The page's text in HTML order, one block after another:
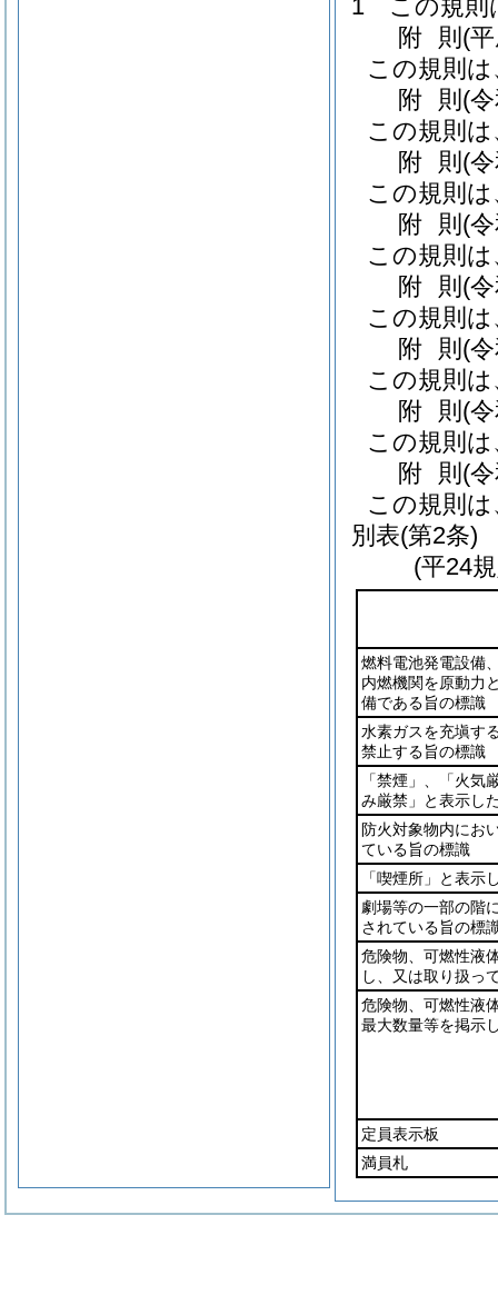
1
この規則
附 則 (
この規則
附 則 (
この規則
附 則 (
この規則
附 則 (
この規則
附 則 (
この規則
附 則 (
この規則
附 則 (
この規則
附 則 (
この規則
別表(第2条)
(平24
燃料電池発電設備
内燃機関を原動力
備である旨の標識
水素ガスを充塡す
禁止する旨の標識
「禁煙」、「火気
み厳禁」と表示し
防火対象物内にお
ている旨の標識
「喫煙所」と表示
劇場等の一部の階
されている旨の標
危険物、可燃性液
し、又は取り扱っ
危険物、可燃性液
最大数量等を掲示
定員表示板
満員札